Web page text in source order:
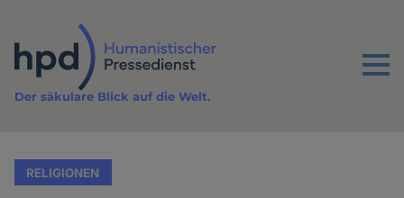
Inhalt
Menu
Der säkulare Blick auf die Welt.
RELIGIONEN